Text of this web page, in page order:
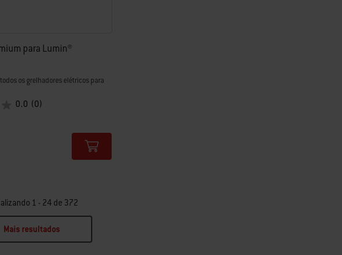
para Lumin®
os grelhadores elétricos para
0.0 (0)
1 - 24 de 372
Mais resultados